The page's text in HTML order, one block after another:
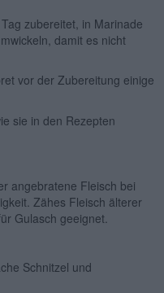
zubereitet, in Marinade
damit es nicht
vor der Zubereitung einige
sie in den Rezepten
angebratene Fleisch bei
Zähes Fleisch älterer
Gulasch geeignet.
Schnitzel und